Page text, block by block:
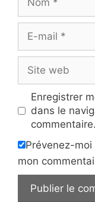
mail
web
Enregistrer
dans le
commentaire.
Prévenez-
mon